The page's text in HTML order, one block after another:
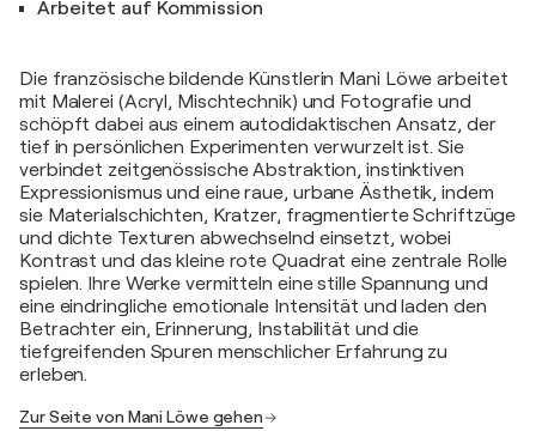
Arbeitet auf Kommission
Die französische bildende Künstlerin Mani Löwe arbeitet
mit Malerei (Acryl, Mischtechnik) und Fotografie und
schöpft dabei aus einem autodidaktischen Ansatz, der
tief in persönlichen Experimenten verwurzelt ist. Sie
verbindet zeitgenössische Abstraktion, instinktiven
Expressionismus und eine raue, urbane Ästhetik, indem
sie Materialschichten, Kratzer, fragmentierte Schriftzüge
und dichte Texturen abwechselnd einsetzt, wobei
Kontrast und das kleine rote Quadrat eine zentrale Rolle
spielen. Ihre Werke vermitteln eine stille Spannung und
eine eindringliche emotionale Intensität und laden den
Betrachter ein, Erinnerung, Instabilität und die
tiefgreifenden Spuren menschlicher Erfahrung zu
erleben.
Zur Seite von Mani Löwe gehen